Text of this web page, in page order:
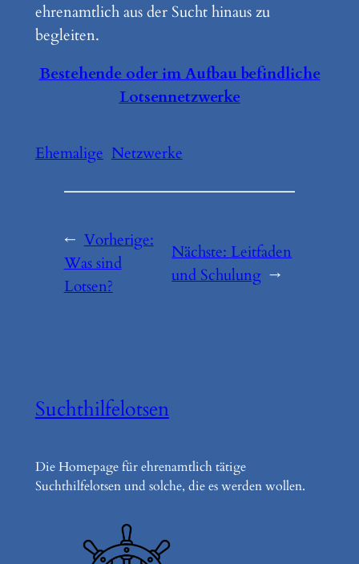
ehrenamtlich aus der Sucht hinaus zu
begleiten.
Bestehende oder im Aufbau befindliche
Lotsennetzwerke
Ehemalige Netzwerke
← Vorherige:
Was sind
Lotsen?
Nächste: Leitfaden
und Schulung →
Suchthilfelotsen
Die Homepage für ehrenamtlich tätige
Suchthilfelotsen und solche, die es werden wollen.